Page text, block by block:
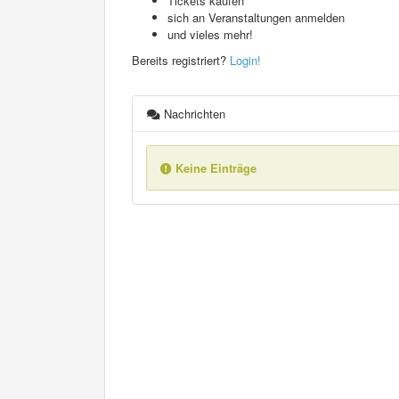
sich an Veranstaltungen anmelden
und vieles mehr!
Bereits registriert? Login!
Nachrichten
Keine Einträge